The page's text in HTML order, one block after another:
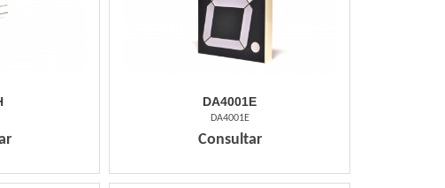
DA4001E
DA4001E
Consultar